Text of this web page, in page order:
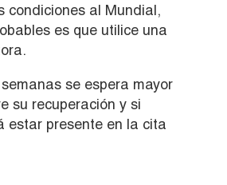
condiciones al Mundial,
es que utilice una
se espera mayor
su recuperación y si
estar presente en la cita